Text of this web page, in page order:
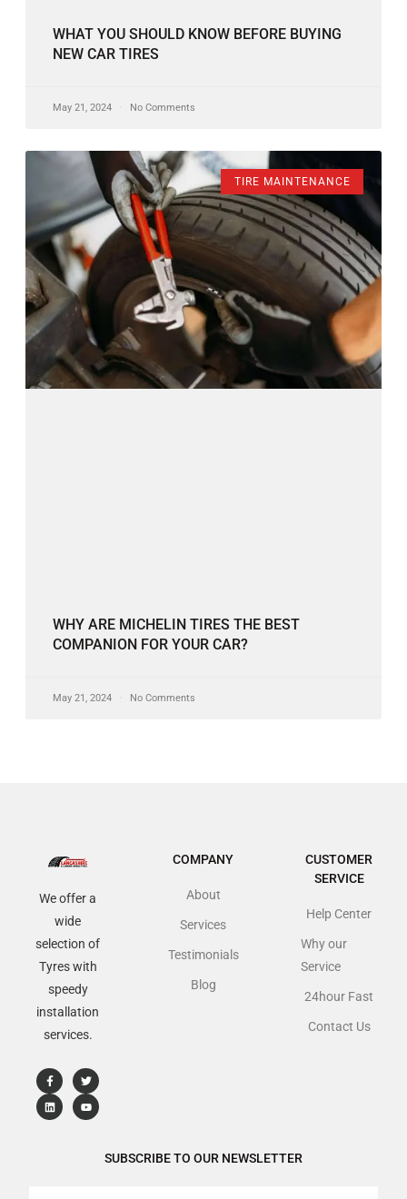
WHAT YOU SHOULD KNOW BEFORE BUYING
NEW CAR TIRES
May 21, 2024 No Comments
TIRE MAINTENANCE
WHY ARE MICHELIN TIRES THE BEST
COMPANION FOR YOUR CAR?
May 21, 2024 No Comments
We offer a
wide
selection of
Tyres with
speedy
installation
services.
COMPANY
About
Services
Testimonials
Blog
CUSTOMER
SERVICE
Help Center
Why our
Service
24hour Fast
Contact Us
SUBSCRIBE TO OUR NEWSLETTER